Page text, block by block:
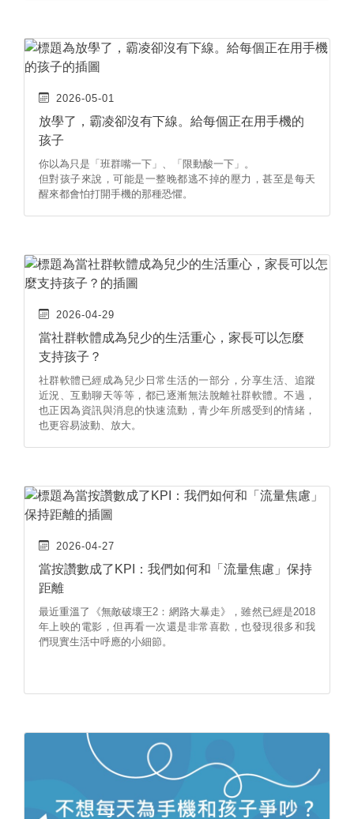
2026-05-01
放學了，霸凌卻沒有下線。給每個正在用手機的
孩子
你以為只是「班群嘴一下」、「限動酸一下」。
但對孩子來說，可能是一整晚都逃不掉的壓力，甚至是每天
醒來都會怕打開手機的那種恐懼。
2026-04-29
當社群軟體成為兒少的生活重心，家長可以怎麼
支持孩子？
社群軟體已經成為兒少日常生活的一部分，分享生活、追蹤
近況、互動聊天等等，都已逐漸無法脫離社群軟體。不過，
也正因為資訊與消息的快速流動，青少年所感受到的情緒，
也更容易波動、放大。
2026-04-27
當按讚數成了KPI：我們如何和「流量焦慮」保持
距離
最近重溫了《無敵破壞王2：網路大暴走》，雖然已經是2018
年上映的電影，但再看一次還是非常喜歡，也發現很多和我
們現實生活中呼應的小細節。​